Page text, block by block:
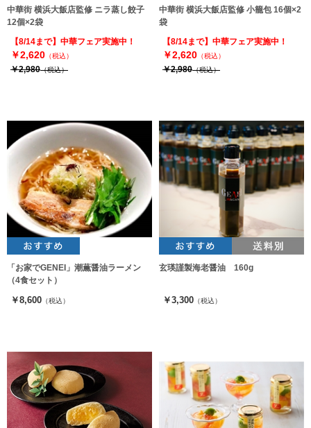
中華街 横浜大飯店監修 ニラ蒸し餃子
12個×2袋
【8/14まで】中華フェア実施中！
￥2,620 （税込）
￥2,980（税込）
中華街 横浜大飯店監修 小籠包 16個×2
袋
【8/14まで】中華フェア実施中！
￥2,620 （税込）
￥2,980（税込）
「お家でGENEI」潮薫醤油ラーメン
（4食セット）
￥8,600 （税込）
玄瑛謹製海老醤油 160g
￥3,300 （税込）